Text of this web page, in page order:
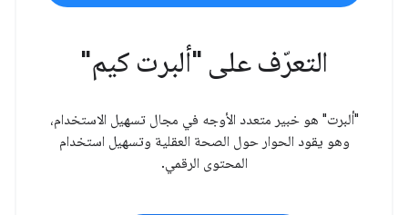
التعرّف على "ألبرت كيم"
"ألبرت" هو خبير متعدد الأوجه في مجال تسهيل الاستخدام،
وهو يقود الحوار حول الصحة العقلية وتسهيل استخدام
المحتوى الرقمي.